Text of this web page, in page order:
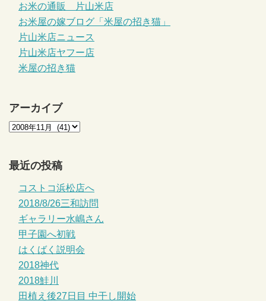
お米の通販 片山米店
お米屋の嫁ブログ「米屋の招き猫」
片山米店ニュース
片山米店ヤフー店
米屋の招き猫
アーカイブ
最近の投稿
コストコ浜松店へ
2018/8/26三和訪問
ギャラリー水嶋さん
甲子園へ初戦
はくばく説明会
2018神代
2018鮭川
田植え後27日目 中干し開始